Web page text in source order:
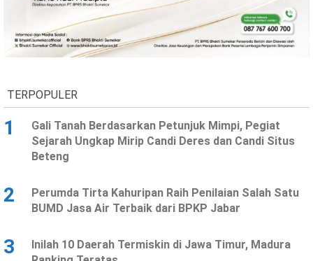
TERPOPULER
1
Gali Tanah Berdasarkan Petunjuk Mimpi, Pegiat
Sejarah Ungkap Mirip Candi Deres dan Candi Situs
Beteng
2
Perumda Tirta Kahuripan Raih Penilaian Salah Satu
BUMD Jasa Air Terbaik dari BPKP Jabar
3
Inilah 10 Daerah Termiskin di Jawa Timur, Madura